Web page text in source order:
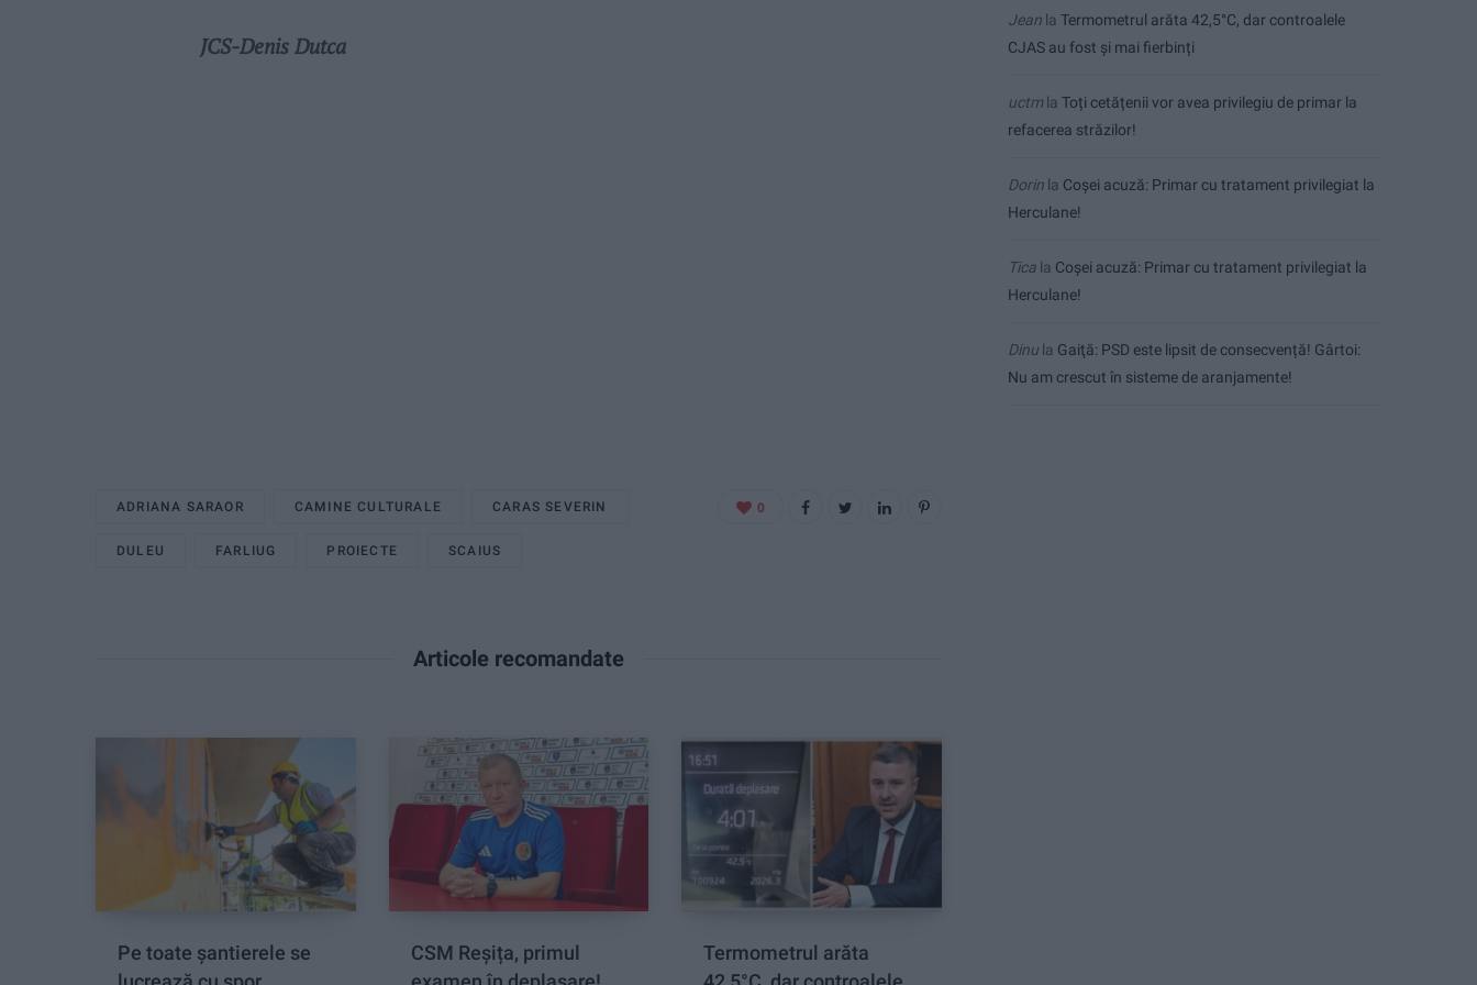
JCS-Denis Dutca
ADRIANA SARAOR CAMINE CULTURALE CARAS SEVERIN
DULEU FARLIUG PROIECTE SCAIUS
0
Articole recomandate
Pe toate șantierele se
CSM Reșița, primul
Termometrul arăta
Jean la Termometrul arăta 42,5°C, dar controalele
CJAS au fost și mai fierbinți
uctmla Toți cetățenii vor avea privilegiu de primar la
refacerea străzilor!
Dorin la Coșei acuză: Primar cu tratament privilegiat la
Herculane!
Tica la Coșei acuză: Primar cu tratament privilegiat la
Herculane!
Dinu la Gaiţă: PSD este lipsit de consecvență! Gârtoi:
Nu am crescut în sisteme de aranjamente!